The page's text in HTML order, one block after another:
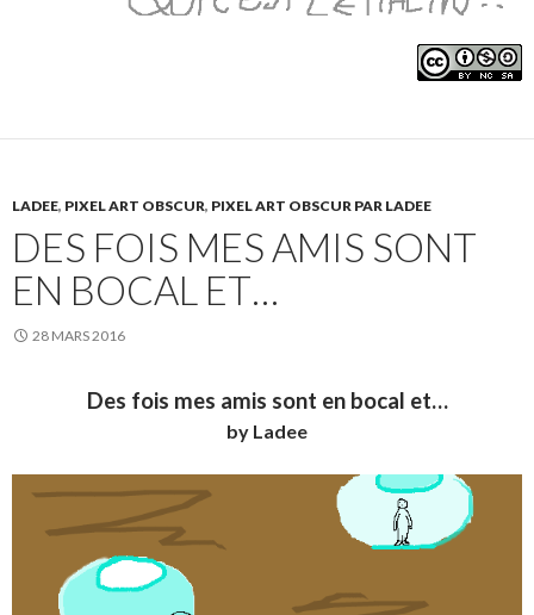
LADEE, PIXEL ART OBSCUR, PIXEL ART OBSCUR PAR LADEE
DES FOIS MES AMIS SONT
EN BOCAL ET…
28 MARS 2016
Des fois mes amis sont en bocal et…
by Ladee